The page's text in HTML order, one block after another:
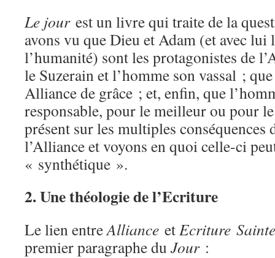
Le jourest un livre qui traite de la
avons vu que Dieu et Adam (et avec lui
l’humanité) sont les protagonistes de
le Suzerain et l’homme son vassal ;
Alliance de grâce ; et, enfin, que
responsable, pour le meilleur ou pour
présent sur les multiples conséquences
l’Alliance et voyons en quoi celle-ci
« synthétique ».
2. Une théologie de l’Ecriture
Le lien entreAlliance etEcriture Sainte
premier paragraphe du Jour: